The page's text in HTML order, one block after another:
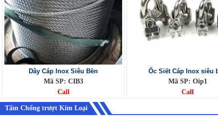
Dây Cáp Inox Siêu Bền
Mã SP: CIB3
Call
Ốc Siết Cáp Inox siêu
Mã SP: Oip1
Call
Tấm Chống trượt Kim Loại